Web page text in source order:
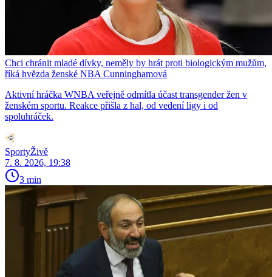
Chci chránit mladé dívky, neměly by hrát proti biologickým mužům,
říká hvězda ženské NBA Cunninghamová
Aktivní hráčka WNBA veřejně odmítla účast transgender žen v
ženském sportu. Reakce přišla z hal, od vedení ligy i od
spoluhráček.
SportyŽivě
7. 8. 2026, 19:38
3 min